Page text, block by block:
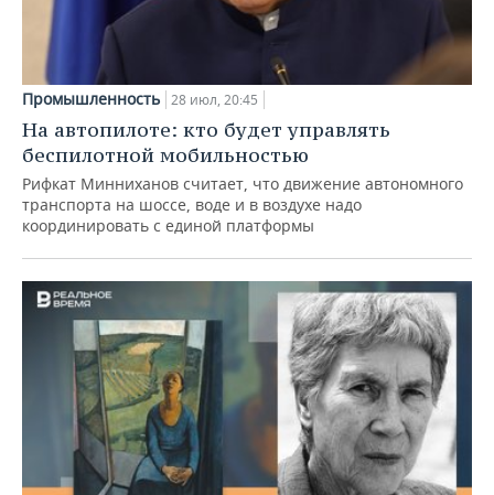
Промышленность 28 июл, 20:45
На автопилоте: кто будет управлять
беспилотной мобильностью
Рифкат Минниханов считает, что движение автономного
транспорта на шоссе, воде и в воздухе надо
координировать с единой платформы